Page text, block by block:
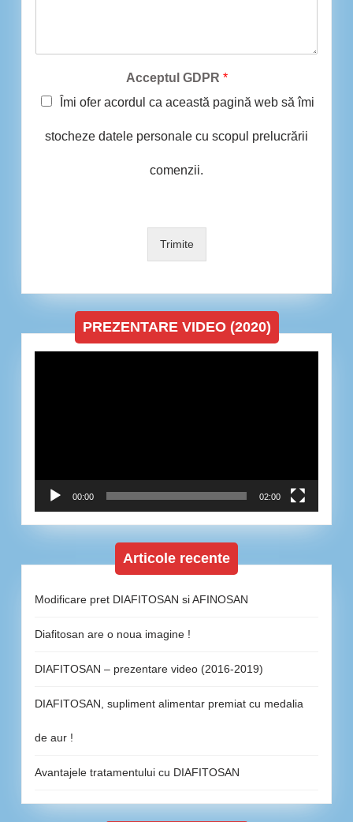
Acceptul GDPR *
Îmi ofer acordul ca această pagină web să îmi
stocheze datele personale cu scopul prelucrării
comenzii.
Trimite
PREZENTARE VIDEO (2020)
00:00 02:00
Articole recente
Modificare pret DIAFITOSAN si AFINOSAN
Diafitosan are o noua imagine !
DIAFITOSAN – prezentare video (2016-2019)
DIAFITOSAN, supliment alimentar premiat cu medalia
de aur !
Avantajele tratamentului cu DIAFITOSAN